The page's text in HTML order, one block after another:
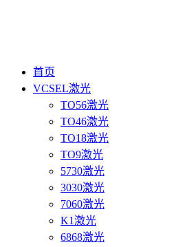
首页
VCSEL激光
TO56激光
TO46激光
TO18激光
TO9激光
5730激光
3030激光
7060激光
K1激光
6868激光